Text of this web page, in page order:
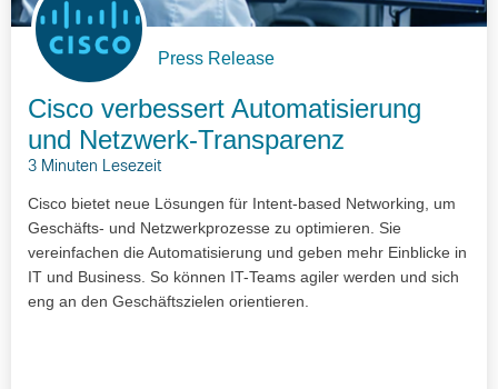
Press Release
Cisco verbessert Automatisierung
und Netzwerk-Transparenz
3 Minuten Lesezeit
Cisco bietet neue Lösungen für Intent-based Networking, um
Geschäfts- und Netzwerkprozesse zu optimieren. Sie
vereinfachen die Automatisierung und geben mehr Einblicke in
IT und Business. So können IT-Teams agiler werden und sich
eng an den Geschäftszielen orientieren.